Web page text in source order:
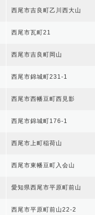
西尾市吉良町乙川西大山
西尾市瓦町21
西尾市吉良町岡山
西尾市錦城町231-1
西尾市西幡豆町西見影
西尾市錦城町176-1
西尾市上町稲荷山
西尾市東幡豆町入会山
愛知県西尾市平原町前山
西尾市平原町前山22-2